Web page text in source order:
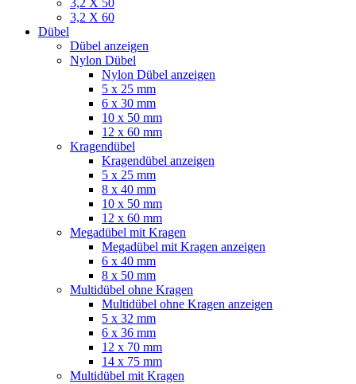
3,2 X 60
Dübel
Dübel anzeigen
Nylon Dübel
Nylon Dübel anzeigen
5 x 25 mm
6 x 30 mm
10 x 50 mm
12 x 60 mm
Kragendübel
Kragendübel anzeigen
5 x 25 mm
8 x 40 mm
10 x 50 mm
12 x 60 mm
Megadübel mit Kragen
Megadübel mit Kragen anzeigen
6 x 40 mm
8 x 50 mm
Multidübel ohne Kragen
Multidübel ohne Kragen anzeigen
5 x 32 mm
6 x 36 mm
12 x 70 mm
14 x 75 mm
Multidübel mit Kragen